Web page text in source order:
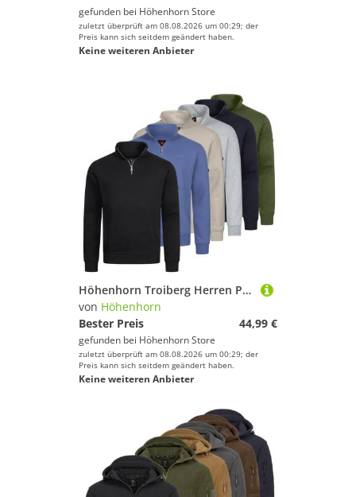
gefunden bei Höhenhorn Store
zuletzt überprüft am 08.08.2026 um 00:29; der
Preis kann sich seitdem geändert haben.
Keine weiteren Anbieter
Höhenhorn Troiberg Herren Pullover 1/4 Zip Sweatshirt Troyer mit Kragen 5XL GrÃ¼n
von Höhenhorn
Bester Preis
44,99 €
gefunden bei Höhenhorn Store
zuletzt überprüft am 08.08.2026 um 00:29; der
Preis kann sich seitdem geändert haben.
Keine weiteren Anbieter